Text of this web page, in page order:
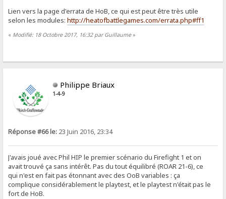
Lien vers la page d'errata de HoB, ce qui est peut être très utile
selon les modules:http://heatofbattlegames.com/errata.php#ff1
« Modifié: 18 Octobre 2017, 16:32 par Guillaume»
Philippe Briaux
1-4-9
Réponse #66 le: 23 Juin 2016, 23:34
J'avais joué avec Phil HIP le premier scénario du Firefight 1 et on
avait trouvé ça sans intérêt. Pas du tout équilibré (ROAR 21-6), ce
qui n'est en fait pas étonnant avec des OoB variables : ça
complique considérablement le playtest, et le playtest n'était pas le
fort de HoB.